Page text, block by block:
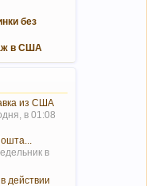
без
в США
из США
в 01:08
в
действии